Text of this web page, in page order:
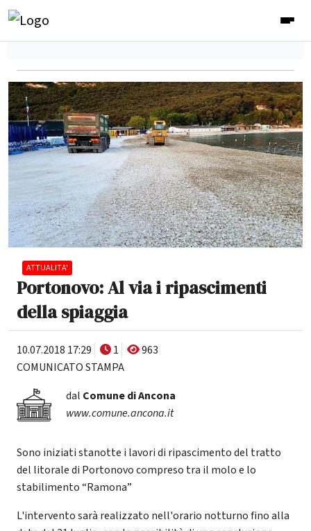
ATTUALITA'
Portonovo: Al via i ripascimenti
della spiaggia
10.07.2018 17:29 1
963
COMUNICATO STAMPA
dal Comune di Ancona
www.comune.ancona.it
Sono iniziati stanotte i lavori di ripascimento del tratto
del litorale di Portonovo compreso tra il molo e lo
stabilimento “Ramona”
L'intervento sarà realizzato nell'orario notturno fino alla